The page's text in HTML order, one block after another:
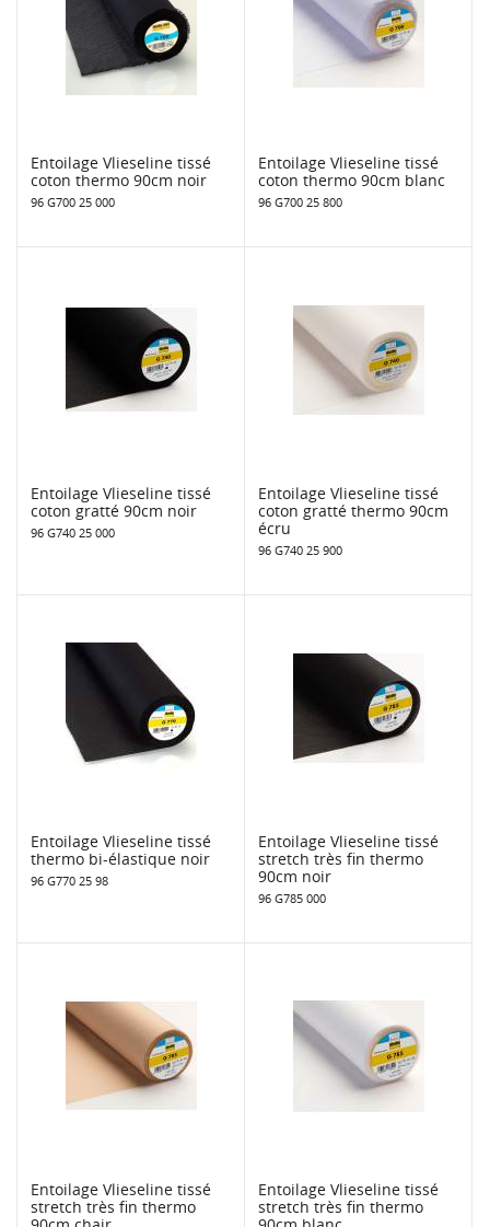
Entoilage Vlieseline tissé
coton thermo 90cm noir
96 G700 25 000
Entoilage Vlieseline tissé
coton thermo 90cm blanc
96 G700 25 800
Entoilage Vlieseline tissé
coton gratté 90cm noir
96 G740 25 000
Entoilage Vlieseline tissé
coton gratté thermo 90cm
écru
96 G740 25 900
Entoilage Vlieseline tissé
thermo bi-élastique noir
96 G770 25 98
Entoilage Vlieseline tissé
stretch très fin thermo
90cm noir
96 G785 000
Entoilage Vlieseline tissé
stretch très fin thermo
Entoilage Vlieseline tissé
stretch très fin thermo